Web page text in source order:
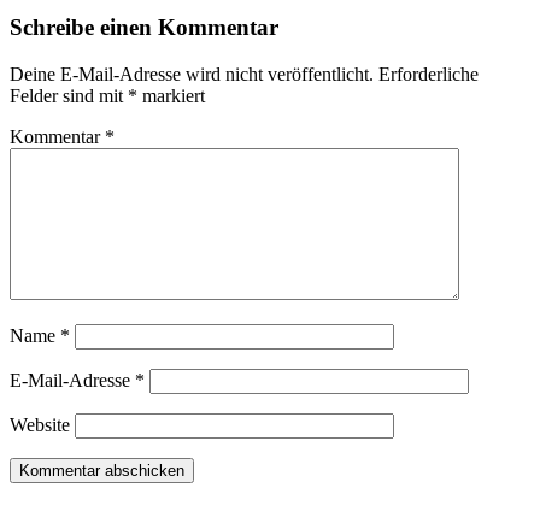
Schreibe einen Kommentar
Deine E-Mail-Adresse wird nicht veröffentlicht. Erforderliche
Felder sind mit * markiert
Kommentar *
Name *
E-Mail-Adresse *
Website